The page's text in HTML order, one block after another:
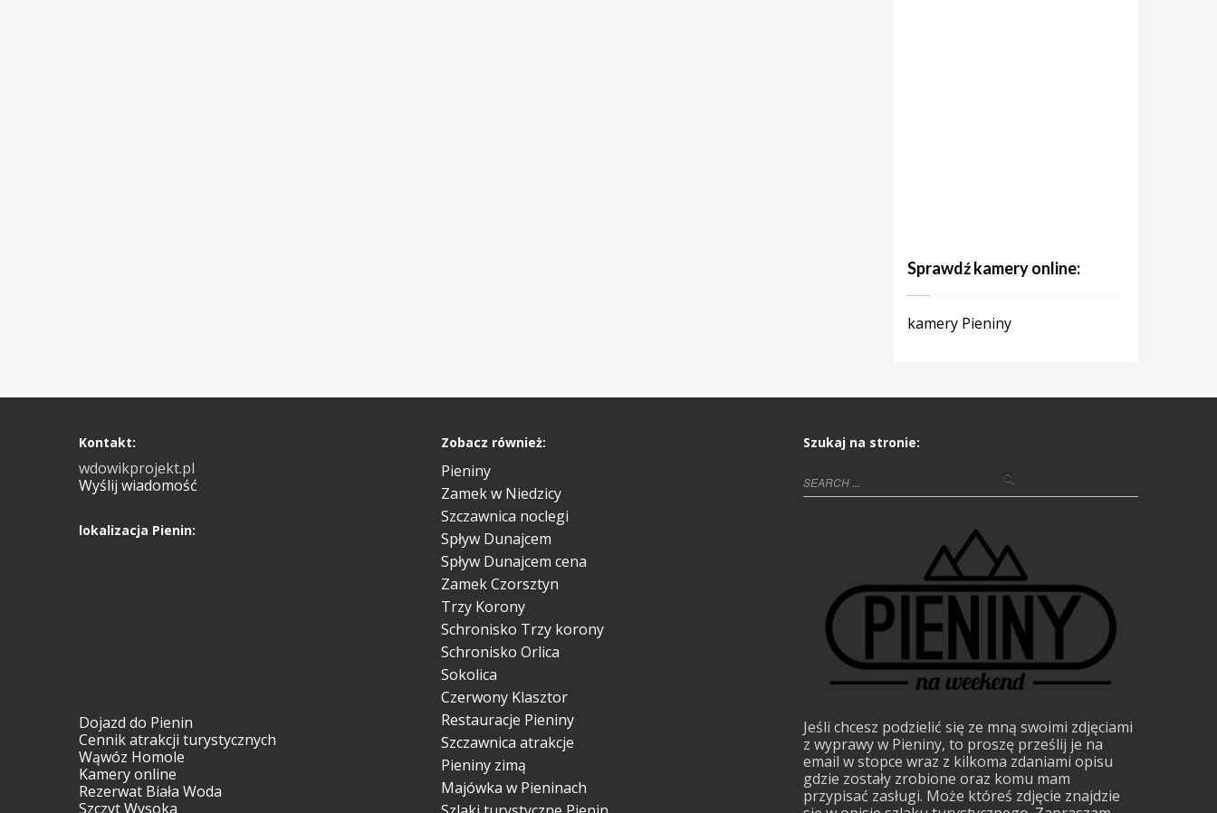
Sprawdź kamery online:
kamery Pieniny
Kontakt:
wdowikprojekt.pl
Wyślij wiadomość
lokalizacja Pienin:
Dojazd do Pienin
Cennik atrakcji turystycznych
Wąwóz Homole
Kamery online
Rezerwat Biała Woda
Szczyt Wysoka
Zobacz również:
Pieniny
Zamek w Niedzicy
Szczawnica noclegi
Spływ Dunajcem
Spływ Dunajcem cena
Zamek Czorsztyn
Trzy Korony
Schronisko Trzy korony
Schronisko Orlica
Sokolica
Czerwony Klasztor
Restauracje Pieniny
Szczawnica atrakcje
Pieniny zimą
Majówka w Pieninach
Szukaj na stronie:
Jeśli chcesz podzielić się ze mną swoimi zdjęciami
z wyprawy w Pieniny, to proszę prześlij je na
email w stopce wraz z kilkoma zdaniami opisu
gdzie zostały zrobione oraz komu mam
przypisać zasługi. Może któreś zdjęcie znajdzie